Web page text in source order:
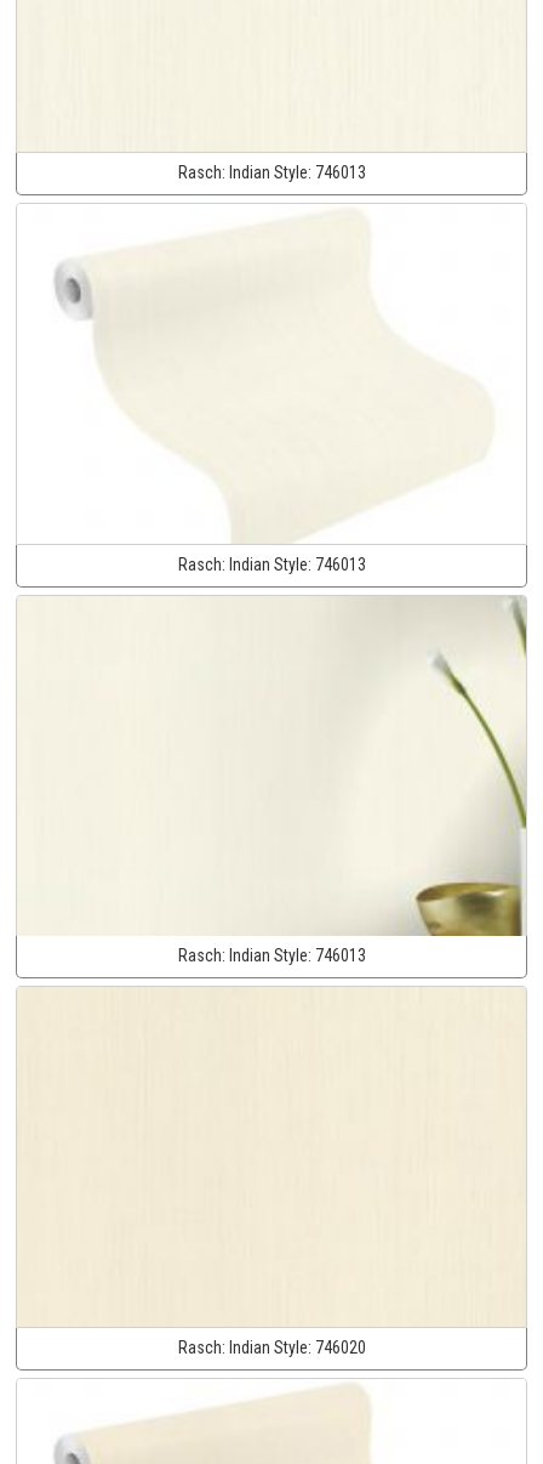
Rasch: Indian Style: 746013
Rasch: Indian Style: 746013
Rasch: Indian Style: 746013
Rasch: Indian Style: 746020